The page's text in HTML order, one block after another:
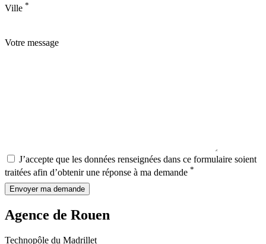
Ville *
Votre message
J’accepte que les données renseignées dans ce formulaire soient
traitées afin d’obtenir une réponse à ma demande *
Envoyer ma demande
Agence de Rouen
Technopôle du Madrillet